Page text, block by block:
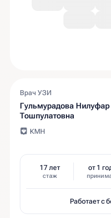
Врач УЗИ
Гульмурадова Нилуфар
Тошпулатовна
КМН
17 лет
стаж
от 1
Работает с